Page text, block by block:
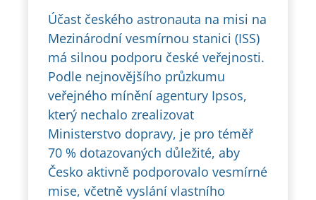
Účast českého astronauta na misi na
Mezinárodní vesmírnou stanici (ISS)
má silnou podporu české veřejnosti.
Podle nejnovějšího průzkumu
veřejného mínění agentury Ipsos,
který nechalo zrealizovat
Ministerstvo dopravy, je pro téměř
70 % dotazovaných důležité, aby
Česko aktivně podporovalo vesmírné
mise, včetně vyslání vlastního